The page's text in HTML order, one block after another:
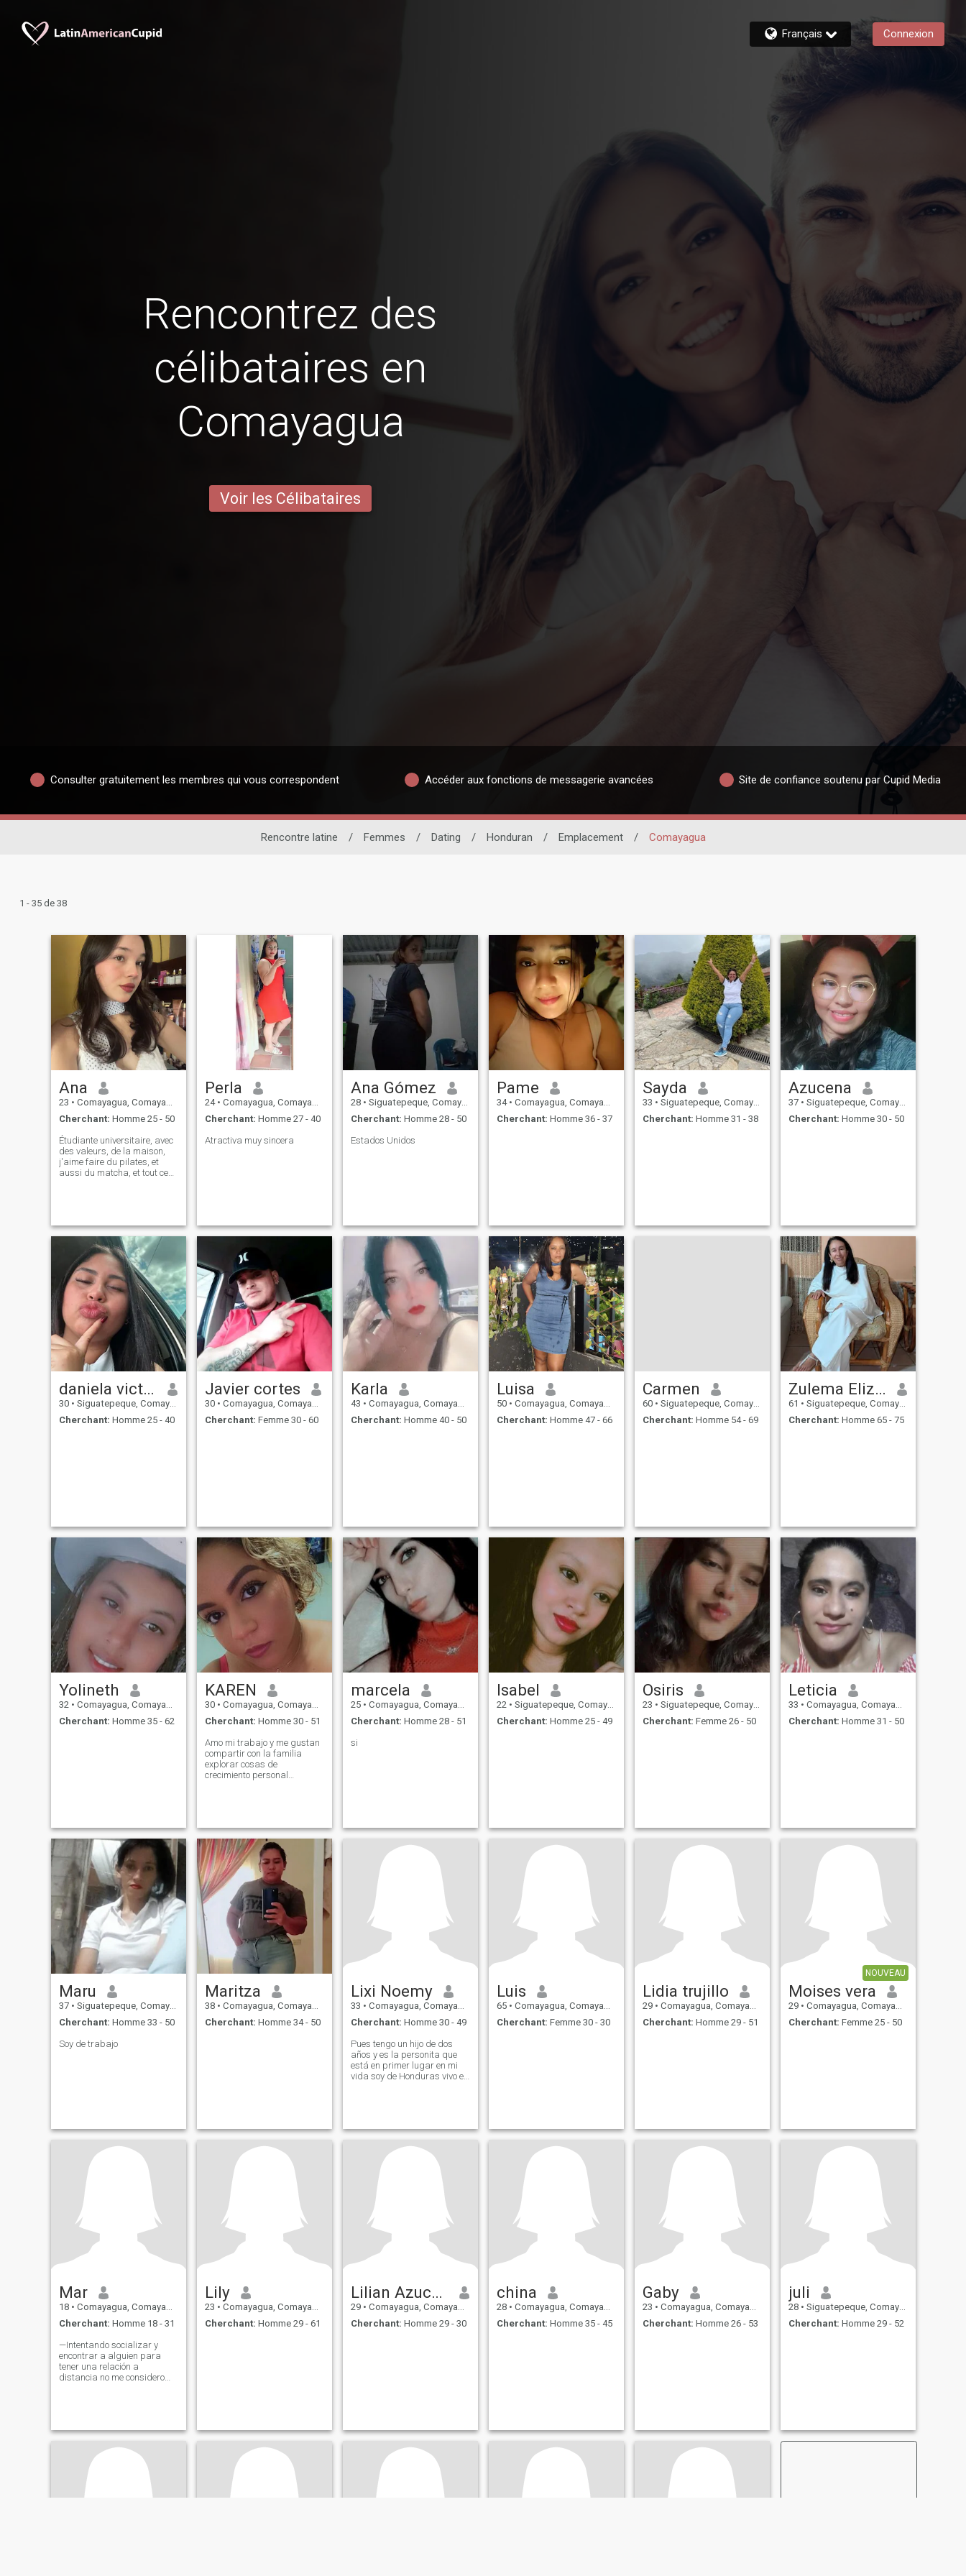
Français Connexion
Rencontrez des
célibataires en
Comayagua
Voir les Célibataires
Consulter gratuitement les membres qui vous correspondent Accéder aux fonctions de messagerie avancées Site de confiance soutenu par Cupid Media
Rencontre latine / Femmes / Dating / Honduran / Emplacement / Comayagua
1 - 35 de 38
Ana
23 • Comayagua, Comayagua, Honduras
Cherchant: Homme 25 - 50
Étudiante universitaire, avec
des valeurs, de la maison,
j'aime faire du pilates, et
aussi du matcha, et tout ce
Perla
24 • Comayagua, Comayagua, Honduras
Cherchant: Homme 27 - 40
Atractiva muy sincera
Ana Gómez
28 • Siguatepeque, Comayagua, Honduras
Cherchant: Homme 28 - 50
Estados Unidos
Pame
34 • Comayagua, Comayagua, Honduras
Cherchant: Homme 36 - 37
Sayda
33 • Siguatepeque, Comayagua, Honduras
Cherchant: Homme 31 - 38
Azucena
37 • Siguatepeque, Comayagua, Honduras
Cherchant: Homme 30 - 50
daniela victoria
30 • Siguatepeque, Comayagua, Honduras
Cherchant: Homme 25 - 40
Javier cortes
30 • Comayagua, Comayagua, Honduras
Cherchant: Femme 30 - 60
Karla
43 • Comayagua, Comayagua, Honduras
Cherchant: Homme 40 - 50
Luisa
50 • Comayagua, Comayagua, Honduras
Cherchant: Homme 47 - 66
Carmen
60 • Siguatepeque, Comayagua, Honduras
Cherchant: Homme 54 - 69
Zulema Elizabeth Palacios
61 • Siguatepeque, Comayagua, Honduras
Cherchant: Homme 65 - 75
Yolineth
32 • Comayagua, Comayagua, Honduras
Cherchant: Homme 35 - 62
KAREN
30 • Comayagua, Comayagua, Honduras
Cherchant: Homme 30 - 51
Amo mi trabajo y me gustan
compartir con la familia
explorar cosas de
crecimiento personal
marcela
25 • Comayagua, Comayagua, Honduras
Cherchant: Homme 28 - 51
si
Isabel
22 • Siguatepeque, Comayagua, Honduras
Cherchant: Homme 25 - 49
Osiris
23 • Siguatepeque, Comayagua, Honduras
Cherchant: Femme 26 - 50
Leticia
33 • Comayagua, Comayagua, Honduras
Cherchant: Homme 31 - 50
Maru
37 • Siguatepeque, Comayagua, Honduras
Cherchant: Homme 33 - 50
Soy de trabajo
Maritza
38 • Comayagua, Comayagua, Honduras
Cherchant: Homme 34 - 50
Lixi Noemy
33 • Comayagua, Comayagua, Honduras
Cherchant: Homme 30 - 49
Pues tengo un hijo de dos
años y es la personita que
está en primer lugar en mi
vida soy de Honduras vivo en
Luis
65 • Comayagua, Comayagua, Honduras
Cherchant: Femme 30 - 30
Lidia trujillo
29 • Comayagua, Comayagua, Honduras
Cherchant: Homme 29 - 51
NOUVEAU
Moises vera
29 • Comayagua, Comayagua, Honduras
Cherchant: Femme 25 - 50
Mar
18 • Comayagua, Comayagua, Honduras
Cherchant: Homme 18 - 31
—Intentando socializar y
encontrar a alguien para
tener una relación a
distancia no me considero
conversación decente...
Lily
23 • Comayagua, Comayagua, Honduras
Cherchant: Homme 29 - 61
Lilian Azucena Rubio
29 • Comayagua, Comayagua, Honduras
Cherchant: Homme 29 - 30
china
28 • Comayagua, Comayagua, Honduras
Cherchant: Homme 35 - 45
Gaby
23 • Comayagua, Comayagua, Honduras
Cherchant: Homme 26 - 53
juli
28 • Siguatepeque, Comayagua, Honduras
Cherchant: Homme 29 - 52